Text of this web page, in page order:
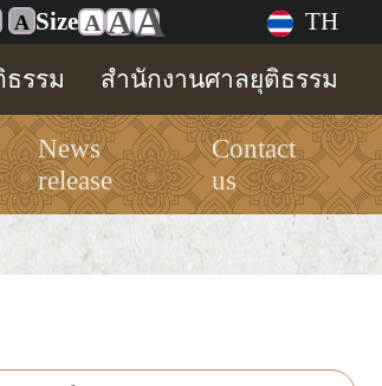
A Size A AA TH
รรม สำนักงานศาลยุติธรรม
News
release
Contact
us